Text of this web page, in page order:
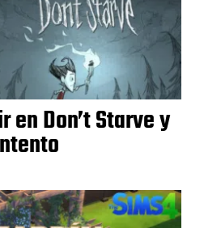
en Don’t Starve y